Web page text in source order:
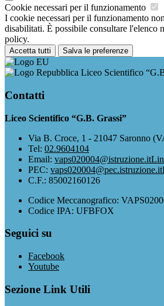
Cookie necessari per il funzionamento
I cookie necessari per il funzionamento
disabilitati. È possibile consultare l'elenco
policy.
Accetta tutti Salva le preferenze
Liceo Scientifico
Contatti
Liceo Scientifico “G.B. Grassi”
Via B. Croce, 1 - 21047 Saronno
Tel: 02.9604104
Email: vaps020004@istruzione.it
PEC: vaps020004@pec.istruzione.it
C.F.: 85002160126
Codice Meccanografico:
Codice IPA: UFBFOX
Seguici su
Facebook
Youtube
Sezione Link Utili